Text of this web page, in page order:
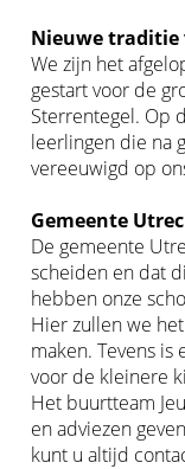
Nieuwe traditie
We zijn het
gestart voor de
Sterrentegel. Op
leerlingen die na
vereeuwigd op
Gemeente
De gemeente
scheiden en dat
hebben onze
Hier zullen we
maken. Tevens
voor de kleinere
Het buurtteam
en adviezen
kunt u altijd